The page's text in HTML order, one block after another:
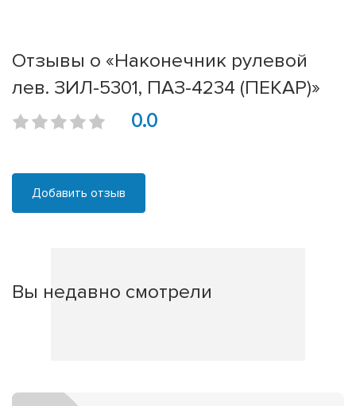
Отзывы о «Наконечник рулевой
лев. ЗИЛ-5301, ПАЗ-4234 (ПЕКАР)»
0.0
Добавить отзыв
Вы недавно смотрели